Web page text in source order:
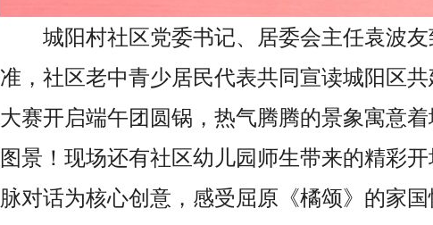
城阳村社区党委书记、居委会主任袁波
准，社区老中青少居民代表共同宣读城阳区
大赛开启端午团圆锅，热气腾腾的景象寓意
图景！ 现场还有社区幼儿园师生带来的精彩
脉对话为核心创意，感受屈原《橘颂》的家